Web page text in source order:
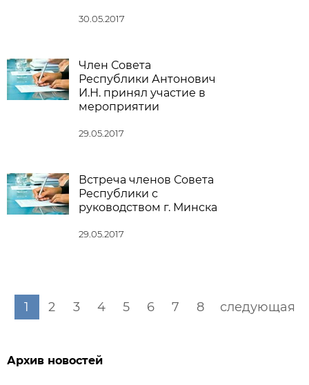
30.05.2017
Член Совета
Республики Антонович
И.Н. принял участие в
мероприятии
29.05.2017
Встреча членов Совета
Республики с
руководством г. Минска
29.05.2017
1 2 3 4 5 6 7 8 следующая
Архив новостей